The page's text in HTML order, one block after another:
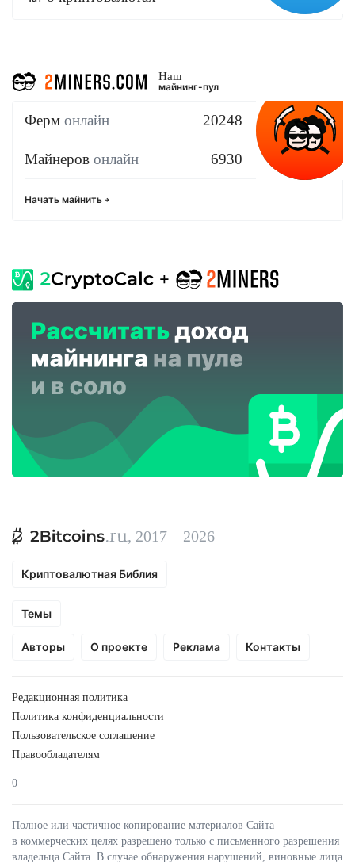
Наш
майнинг-пул
Ферм онлайн 20248
Майнеров онлайн 6930
Начать майнить
, 2017—2026
Криптовалютная Библия
Темы
Авторы О проекте Реклама Контакты
Редакционная политика
Политика конфиденциальности
Пользовательское соглашение
Правообладателям
0
Полное или частичное копирование материалов Сайта
в коммерческих целях разрешено только с письменного разрешения
владельца Сайта. В случае обнаружения нарушений, виновные лица